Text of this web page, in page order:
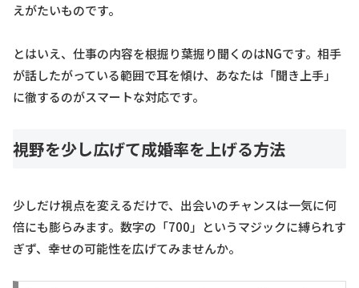
えがたいものです。
とはいえ、仕事の内容を根掘り葉掘り聞くのはNGです。相手
が話したがっている範囲で耳を傾け、あなたは「聞き上手」
に徹するのがスマートな対応です。
視野を少し広げて成婚率を上げる方法
少しだけ視点を変えるだけで、出会いのチャンスは一気に何
倍にも膨らみます。数字の「700」というマジックに縛られす
ぎず、幸せの可能性を広げてみませんか。